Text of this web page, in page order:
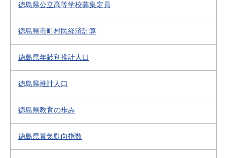
徳島県公立高等学校募集定員
徳島県市町村民経済計算
徳島県年齢別推計人口
徳島県推計人口
徳島県教育の歩み
徳島県景気動向指数